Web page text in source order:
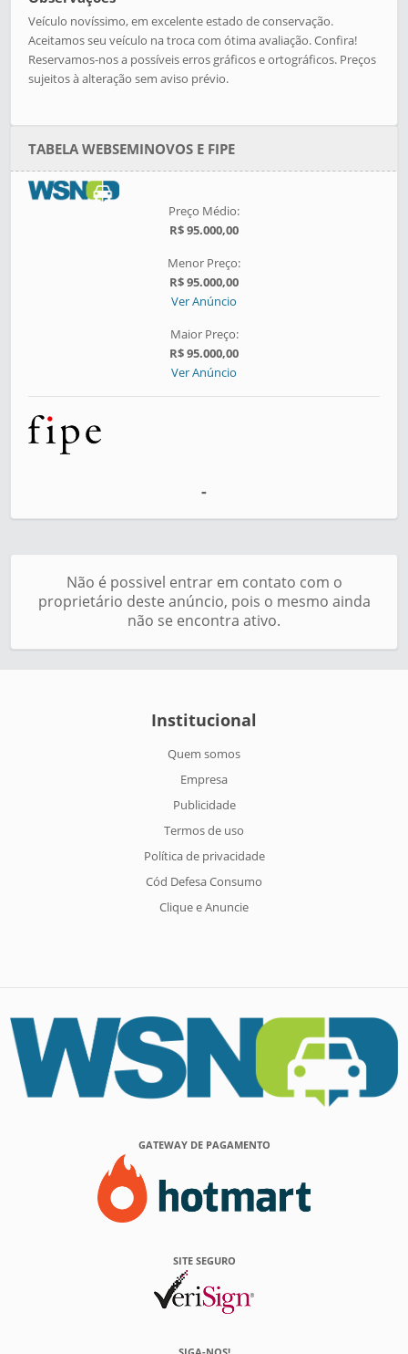
Veículo novíssimo, em excelente estado de conservação.
Aceitamos seu veículo na troca com ótima avaliação. Confira!
Reservamos-nos a possíveis erros gráficos e ortográficos. Preços
sujeitos à alteração sem aviso prévio.
TABELA WEBSEMINOVOS E FIPE
Preço Médio:
R$ 95.000,00
Menor Preço:
R$ 95.000,00
Ver Anúncio
Maior Preço:
R$ 95.000,00
Ver Anúncio
-
Não é possivel entrar em contato com o
proprietário deste anúncio, pois o mesmo ainda
não se encontra ativo.
Institucional
Quem somos
Empresa
Publicidade
Termos de uso
Política de privacidade
Cód Defesa Consumo
Clique e Anuncie
GATEWAY DE PAGAMENTO
SITE SEGURO